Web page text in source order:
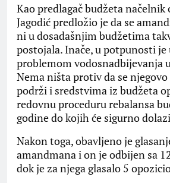
Kao predlagač budžeta
Jagodić predložio je da se
ni u dosadašnjim budžetima
postojala. Inače, u potpunosti je
problemom vodosnadbijevanja
Nema ništa protiv da se
podrži i sredstvima iz budžeta
redovnu proceduru rebalansa
godine do kojih će sigurno
Nakon toga, obavljeno je
amandmana i on je odbijen sa
dok je za njega glasalo 5